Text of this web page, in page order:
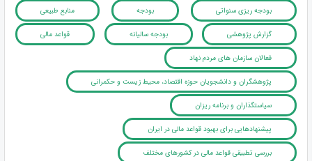
بودجه ریزی سنواتی بودجه منابع طبیعی
گزارش پژوهشی بودجه سالیانه قواعد مالی
فعالان سازمان های مردم نهاد
پژوهشگران و دانشجویان حوزه اقتصاد، محیط زیست و حکمرانی
سیاستگذاران و برنامه ریزان
پیشنهادهایی برای بهبود قواعد مالی در ایران
بررسی تطبیقی قواعد مالی در کشورهای مختلف